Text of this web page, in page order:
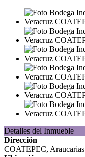
Detalles del Inmueble
Dirección
COATEPEC, Araucarias